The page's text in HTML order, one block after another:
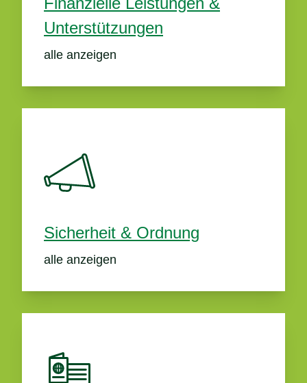
Unterstützungen
alle anzeigen
Sicherheit & Ordnung
alle anzeigen